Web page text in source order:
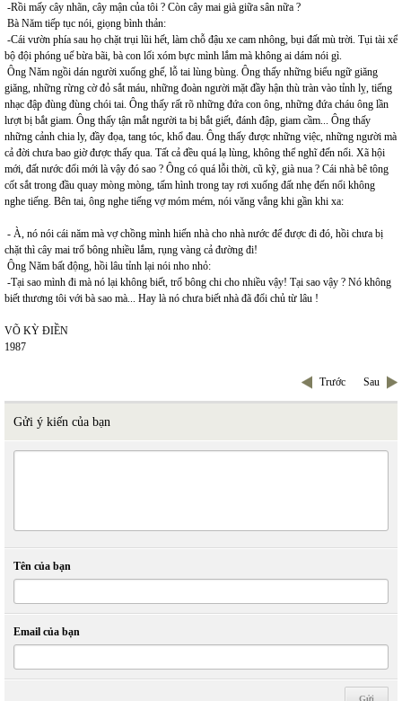
-Rồi mấy cây nhãn, cây mận của tôi ? Còn cây mai già giữa sân nữa ?
Bà Năm tiếp tục nói, giọng bình thản:
-Cái vườn phía sau họ chặt trụi lũi hết, làm chỗ đậu xe cam nhông, bụi đất mù trời. Tụi tài xế
bộ đội phóng uế bừa bãi, bà con lối xóm bực mình lắm mà không ai dám nói gì.
Ông Năm ngồi dán người xuống ghế, lỗ tai lùng bùng. Ông thấy những biểu ngữ giăng
giăng, những rừng cờ đỏ sắt máu, những đoàn người mặt đầy hận thù tràn vào tỉnh lỵ, tiếng
nhạc đập đùng đùng chói tai. Ông thấy rất rõ những đứa con ông, những đứa cháu ông lần
lượt bị bắt giam. Ông thấy tận mắt người ta bị bắt giết, đánh đập, giam cầm... Ông thấy
những cảnh chia ly, đầy đọa, tang tóc, khổ đau. Ông thấy được những việc, những người mà
cả đời chưa bao giờ được thấy qua. Tất cả đều quá lạ lùng, không thể nghĩ đến nổi. Xã hội
mới, đất nước đổi mới là vậy đó sao ? Ông có quá lỗi thời, cũ kỹ, già nua ? Cái nhà bê tông
cốt sắt trong đầu quay mòng mòng, tấm hình trong tay rơi xuống đất nhẹ đến nổi không
nghe tiếng. Bên tai, ông nghe tiếng vợ móm mém, nói văng vẳng khi gần khi xa:
- À, nó nói cái năm mà vợ chồng mình hiến nhà cho nhà nước để được đi đó, hồi chưa bị
chặt thì cây mai trổ bông nhiều lắm, rụng vàng cả đường đi!
Ông Năm bất động, hồi lâu tỉnh lại nói nho nhỏ:
-Tại sao mình đi mà nó lại không biết, trổ bông chi cho nhiều vậy! Tại sao vậy ? Nó không
biết thương tôi với bà sao mà... Hay là nó chưa biết nhà đã đổi chủ từ lâu !
VÕ KỲ ĐIỀN
1987
Trước Sau
Gửi ý kiến của bạn
Tên của bạn
Email của bạn